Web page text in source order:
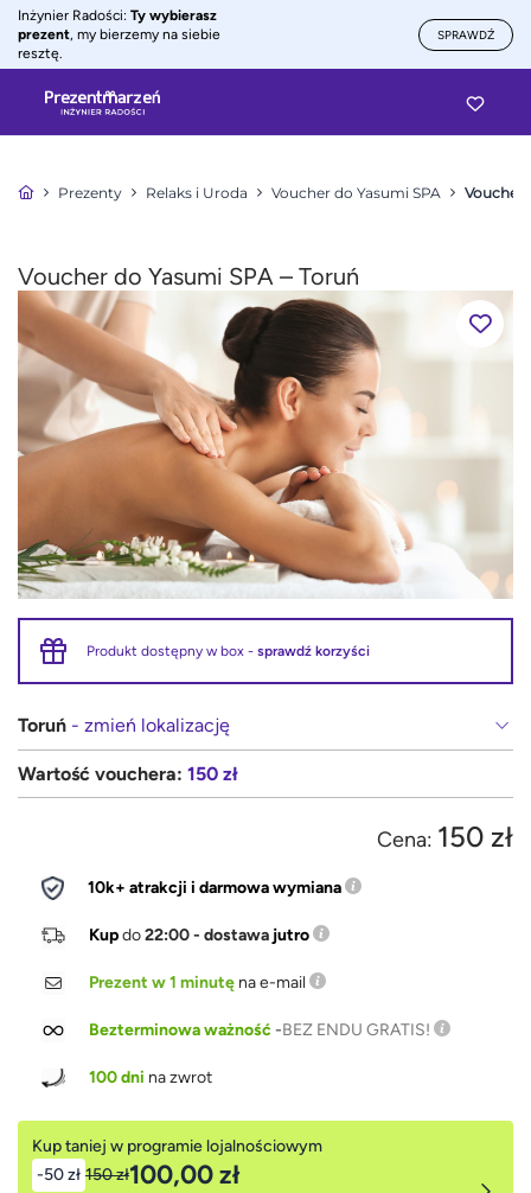
Inżynier Radości: Ty wybierasz
prezent, my bierzemy na siebie
resztę.
SPRAWDŹ
Prezenty Relaks i Uroda Voucher do Yasumi SPA Voucher
Voucher do Yasumi SPA – Toruń
Produkt dostępny w box - sprawdź korzyści
Toruń - zmień lokalizację
Wartość vouchera: 150 zł
Cena: 150 zł
10k+ atrakcji i darmowa wymiana
Kupdo22:00 - dostawa jutro
Prezent w 1 minutę na e-mail
Bezterminowa ważność-BEZ ENDU GRATIS!
100 dni na zwrot
Kup taniej w programie lojalnościowym
-50 zł 150 zł100,00 zł